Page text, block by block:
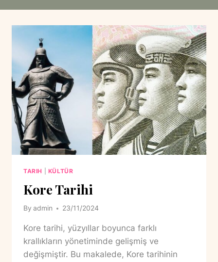
TARIH KÜLTÜR
Kore Tarihi
By admin 23/11/2024
Kore tarihi, yüzyıllar boyunca farklı
krallıkların yönetiminde gelişmiş ve
değişmiştir. Bu makalede, Kore tarihinin